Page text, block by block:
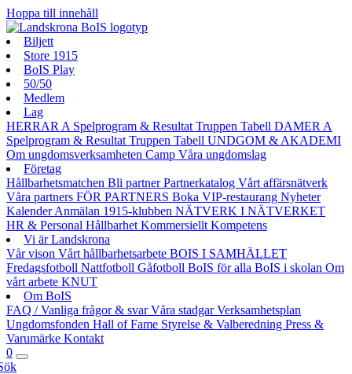
Hoppa till innehåll
Biljett
Store 1915
BoIS Play
50/50
Medlem
Lag
HERRAR A Spelprogram & Resultat Truppen Tabell DAMER A
Spelprogram & Resultat Truppen Tabell UNDGOM & AKADEMI
Om ungdomsverksamheten Camp Våra ungdomslag
Företag
Hållbarhetsmatchen Bli partnerPartnerkatalog Vårt affärsnätverk
Våra partners FÖR PARTNERS Boka VIP-restaurang Nyheter
KalenderAnmälan 1915-klubben NÄTVERK I NÄTVERKET
HR & Personal Hållbarhet Kommersiellt Kompetens
Vi är Landskrona
Vår vison Vårt hållbarhetsarbete BOIS I SAMHÄLLET
Fredagsfotboll Nattfotboll Gåfotboll BoIS för alla BoIS i skolan Om
vårt arbete KNUT
Om BoIS
FAQ / Vanliga frågor & svarVåra stadgarVerksamhetsplan
Ungdomsfonden Hall of Fame Styrelse & Valberedning Press &
Varumärke Kontakt
0